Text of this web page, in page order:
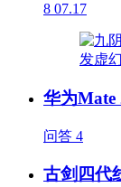
8 07.17
华为Mate
问答 4
古剑四代